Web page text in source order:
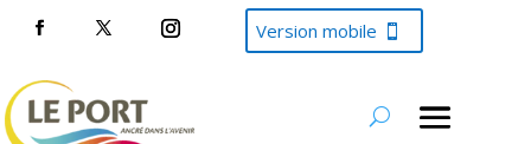
Version mobile